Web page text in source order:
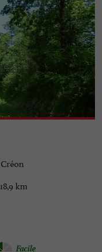
Créon
18,9 km
Facile